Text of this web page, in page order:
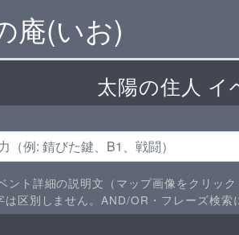
庵(いお)
太陽の住人 イ
ント詳細の説明文（マップ画像をクリッ
は区別しません。AND/OR・フレーズ検索